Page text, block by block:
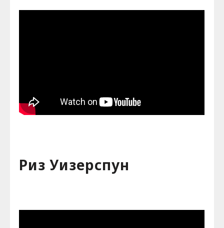
Риз Уизерспун